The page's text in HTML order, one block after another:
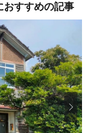
おすすめの記事